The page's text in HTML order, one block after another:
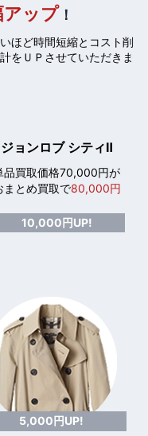
アップ！
ほど時間短縮とコスト削
をＵＰさせていただきま
ジョンロブ シティⅡ
品買取価格70,000円が
まとめ買取で80,000円
10,000円UP!
5,000円UP!